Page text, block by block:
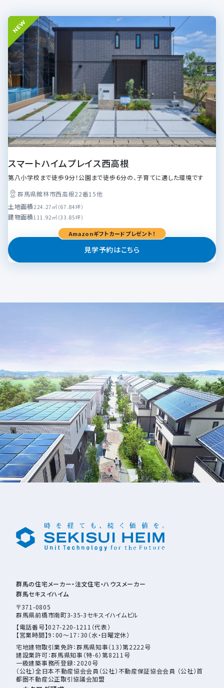
スマートハイムプレイス西高根
第八小学校まで徒歩９分！公園まで徒歩６分の、子育てに適した環境です
群馬県館林市西高根22番15他
土地面積224.27㎡（67.84坪）
建物面積 111.92㎡（33.85坪）
Amazonギフトカードプレゼント！
見学予約はこちら
群馬の住宅メーカー・注文住宅・ハウスメーカー
群馬セキスイハイム
〒371-0805
群馬県前橋市南町3-35-3セキスイハイムビル
【電話番号】027-220-1211（代表）
【営業時間】9：00～17：30（水・日曜定休）
宅地建物取引業免許：群馬県知事（13）第2222号
建設業許可：群馬県知事（特-6）第8211号
一級建築事務所登録：2020号
（公社）全日本不動産協会会員（公社）不動産保証協会会員 （公社）首
都圏不動産公正取引協議会加盟